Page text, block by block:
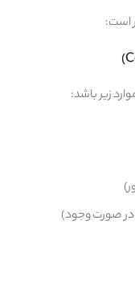
است:
زیر باشد:
صورت وجود)